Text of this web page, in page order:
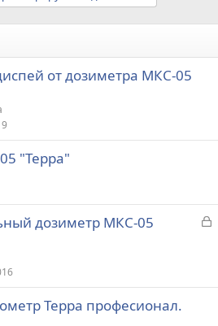
от дозиметра МКС-05
"Терра"
З
дозиметр МКС-05
Терра професионал.